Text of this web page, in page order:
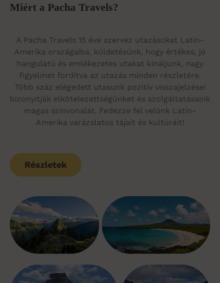
Miért a Pacha Travels?
A Pacha Travels 15 éve szervez utazásokat Latin-
Amerika országaiba, küldetésünk, hogy értékes, jó
hangulatú és emlékezetes utakat kínáljunk, nagy
figyelmet fordítva az utazás minden részletére.
Több száz elégedett utasunk pozitív visszajelzései
bizonyítják elkötelezettségünket és szolgáltatásaink
magas színvonalát. Fedezze fel velünk Latin-
Amerika varázslatos tájait és kultúráit!
Részletek